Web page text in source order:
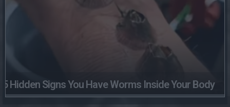
5 Hidden Signs You Have Worms Inside Your Body